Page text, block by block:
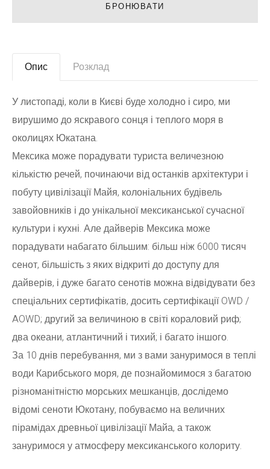
БРОНЮВАТИ
Опис Розклад
У листопаді, коли в Києві буде холодно і сиро, ми
вирушимо до яскравого сонця і теплого моря в
околицях Юкатана.
Мексика може порадувати туриста величезною
кількістю речей, починаючи від останків архітектури і
побуту цивілізації Майя, колоніальних будівель
завойовників і до унікальної мексиканської сучасної
культури і кухні. Але дайверів Мексика може
порадувати набагато більшим: більш ніж 6000 тисяч
сенот, більшість з яких відкриті до доступу для
дайверів, і дуже багато сенотів можна відвідувати без
спеціальних сертифікатів, досить сертифікації OWD /
AOWD; другий за величиною в світі кораловий риф;
два океани, атлантичний і тихий; і багато іншого.
За 10 днів перебування, ми з вами зануримося в теплі
води Карибського моря, де познайомимося з багатою
різноманітністю морських мешканців, дослідемо
відомі сеноти Юкотану, побуваємо на величних
пірамідах древньої цивілізації Майа, а також
зануримося у атмосферу мексиканського колориту.